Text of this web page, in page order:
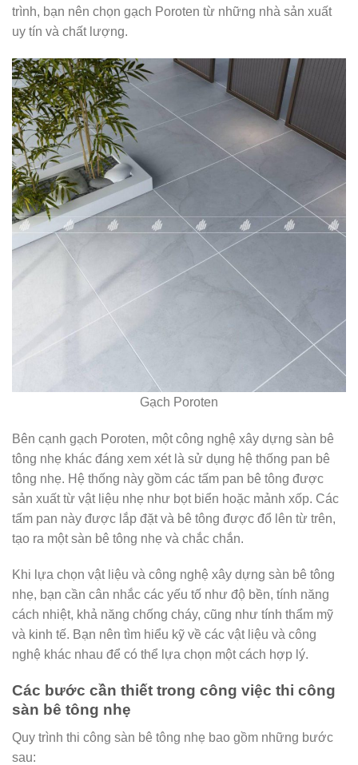
trình, bạn nên chọn gạch Poroten từ những nhà sản xuất
uy tín và chất lượng.
Gạch Poroten
Bên cạnh gạch Poroten, một công nghệ xây dựng sàn bê
tông nhẹ khác đáng xem xét là sử dụng hệ thống pan bê
tông nhẹ. Hệ thống này gồm các tấm pan bê tông được
sản xuất từ vật liệu nhẹ như bọt biển hoặc mảnh xốp. Các
tấm pan này được lắp đặt và bê tông được đổ lên từ trên,
tạo ra một sàn bê tông nhẹ và chắc chắn.
Khi lựa chọn vật liệu và công nghệ xây dựng sàn bê tông
nhẹ, bạn cần cân nhắc các yếu tố như độ bền, tính năng
cách nhiệt, khả năng chống cháy, cũng như tính thẩm mỹ
và kinh tế. Bạn nên tìm hiểu kỹ về các vật liệu và công
nghệ khác nhau để có thể lựa chọn một cách hợp lý.
Các bước cần thiết trong công việc thi công
sàn bê tông nhẹ
Quy trình thi công sàn bê tông nhẹ bao gồm những bước
sau: